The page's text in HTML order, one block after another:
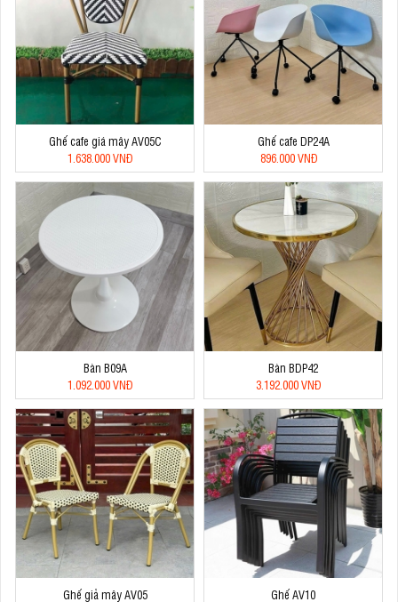
Ghế cafe giá mây AV05C
1.638.000 VNĐ
Ghế cafe DP24A
896.000 VNĐ
Bàn B09A
1.092.000 VNĐ
Bàn BDP42
3.192.000 VNĐ
Ghế giả mây AV05
Ghế AV10